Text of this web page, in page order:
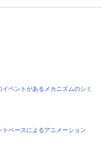
ベントがあるメカニズムのシミ
ベースによるアニメーション